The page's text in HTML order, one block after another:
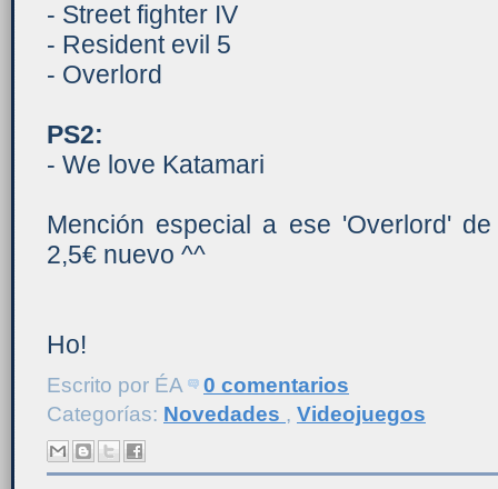
- Street fighter IV
- Resident evil 5
- Overlord
PS2:
- We love Katamari
Mención especial a ese 'Overlord'
2,5€ nuevo ^^
Ho!
Escrito por ÉA
0 comentarios
Categorías: Novedades , Videojuegos